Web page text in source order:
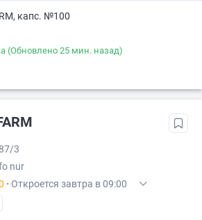
капс. №100
(Обновлено 25 мин. назад)
3
nur
· Откроется завтра в 09:00
XX